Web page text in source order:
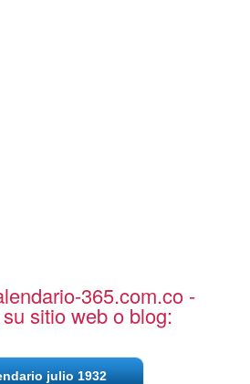
365.com.co -
sitio web o blog:
julio 1932